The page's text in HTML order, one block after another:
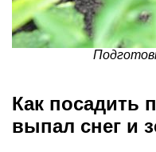
Как посадить
выпал снег и